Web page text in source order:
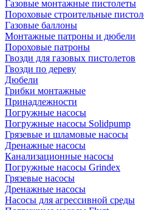
Газовые монтажные пистолеты
Пороховые строительные
Газовые баллоны
Монтажные патроны и дюбели
Пороховые патроны
Гвозди для газовых пистолетов
Гвозди по дереву
Дюбели
Грибки монтажные
Принадлежности
Погружные насосы
Погружные насосы Solidpump
Грязевые и шламовые насосы
Дренажные насосы
Канализационные насосы
Погружные насосы Grindex
Грязевые насосы
Дренажные насосы
Насосы для агрессивной среды